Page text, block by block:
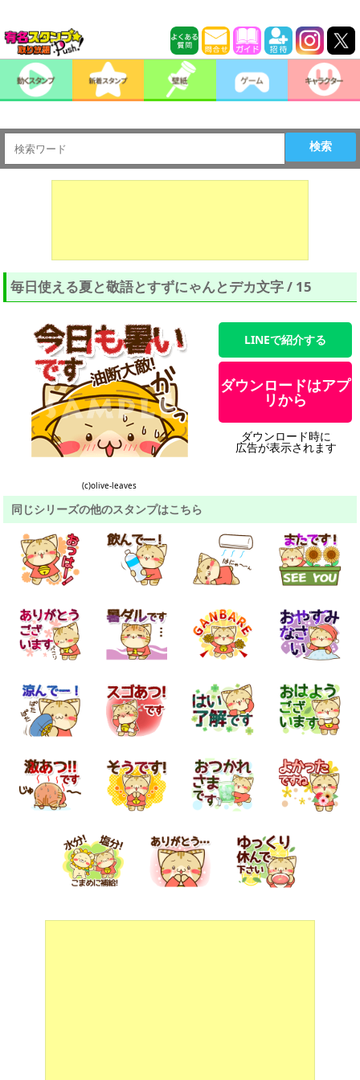
検索
毎日使える夏と敬語とすずにゃんとデカ文字 / 15
(c)olive-leaves
LINEで紹介する
ダウンロードはアプ
リから
ダウンロード時に
広告が表示されます
同じシリーズの他のスタンプはこちら